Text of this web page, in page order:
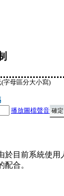
字母區分大小寫)
播放圖檔聲音
於目前系統使
合。